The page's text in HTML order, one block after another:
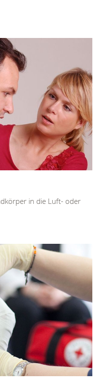
in die Luft- oder